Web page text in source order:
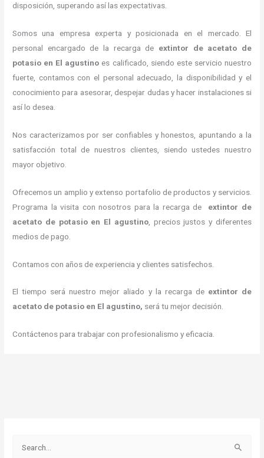
disposición, superando así las expectativas.
Somos una empresa experta y posicionada en el mercado. El
personal encargado de la recarga de extintor de acetato de
potasio en El agustino es calificado, siendo este servicio nuestro
fuerte, contamos con el personal adecuado, la disponibilidad y el
conocimiento para asesorar, despejar dudas y hacer instalaciones si
así lo desea.
Nos caracterizamos por ser confiables y honestos, apuntando a la
satisfacción total de nuestros clientes, siendo ustedes nuestro
mayor objetivo.
Ofrecemos un amplio y extenso portafolio de productos y servicios.
Programa la visita con nosotros para la recarga de extintor de
acetato de potasio en El agustino, precios justos y diferentes
medios de pago.
Contamos con años de experiencia y clientes satisfechos.
El tiempo será nuestro mejor aliado y la recarga de extintor de
acetato de potasio en El agustino, será tu mejor decisión.
Contáctenos para trabajar con profesionalismo y eficacia.